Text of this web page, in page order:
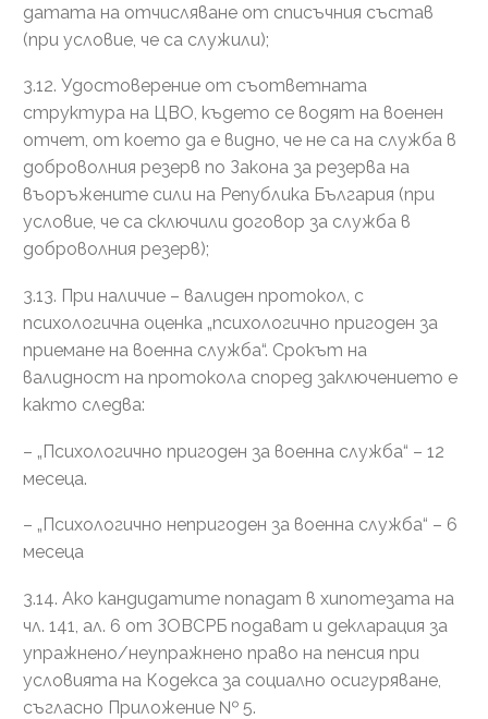
датата на отчисляване от списъчния състав
(при условие, че са служили);
3.12. Удостоверение от съответната
структура на ЦВО, където се водят на военен
отчет, от което да е видно, че не са на служба в
доброволния резерв по Закона за резерва на
въоръжените сили на Република България (при
условие, че са сключили договор за служба в
доброволния резерв);
3.13. При наличие – валиден протокол, с
психологична оценка „психологично пригоден за
приемане на военна служба“. Срокът на
валидност на протокола според заключението е
както следва:
– „Психологично пригоден за военна служба“ – 12
месеца.
– „Психологично непригоден за военна служба“ – 6
месеца
3.14. Ако кандидатите попадат в хипотезата на
чл. 141, ал. 6 от ЗОВСРБ подават и декларация за
упражнено/неупражнено право на пенсия при
условията на Кодекса за социално осигуряване,
съгласно Приложение № 5.